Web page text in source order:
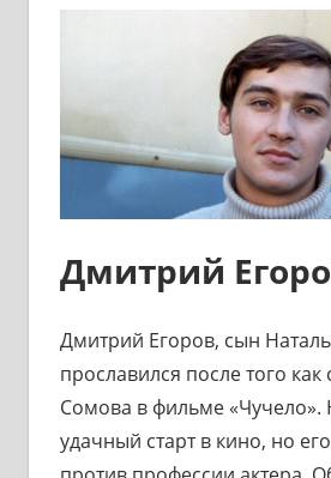
Дмитрий
Дмитрий Егоров, сын
прославился после того
Сомова в фильме «Чучело».
удачный старт в кино, но